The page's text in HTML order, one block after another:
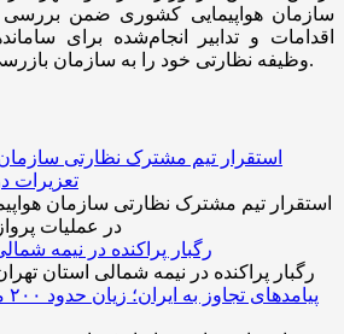
سازمان هواپیمایی کشوری ضمن بررسی
اقدامات و تدابیر انجام‌شده برای
وظیفه نظارتی خود را به سازمان بازرسی کل کشور گزارش کند.
استقرار تیم مشترک نظارتی سازمان
در عملیات
رگبار پراکنده در نیمه شمالی استان